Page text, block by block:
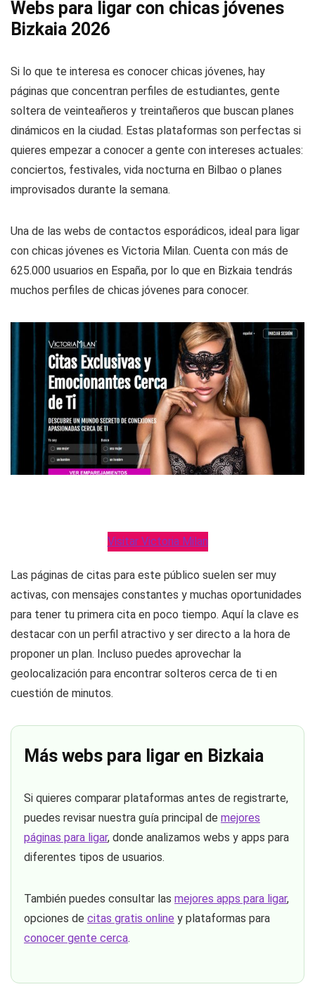
Webs para ligar con chicas jóvenes
Bizkaia 2026
Si lo que te interesa es conocer chicas jóvenes, hay
páginas que concentran perfiles de estudiantes, gente
soltera de veinteañeros y treintañeros que buscan planes
dinámicos en la ciudad. Estas plataformas son perfectas si
quieres empezar a conocer a gente con intereses actuales:
conciertos, festivales, vida nocturna en Bilbao o planes
improvisados durante la semana.
Una de las webs de contactos esporádicos, ideal para ligar
con chicas jóvenes es Victoria Milan. Cuenta con más de
625.000 usuarios en España, por lo que en Bizkaia tendrás
muchos perfiles de chicas jóvenes para conocer.
Visitar Victoria Milan
Las páginas de citas para este público suelen ser muy
activas, con mensajes constantes y muchas oportunidades
para tener tu primera cita en poco tiempo. Aquí la clave es
destacar con un perfil atractivo y ser directo a la hora de
proponer un plan. Incluso puedes aprovechar la
geolocalización para encontrar solteros cerca de ti en
cuestión de minutos.
Más webs para ligar en Bizkaia
Si quieres comparar plataformas antes de registrarte,
puedes revisar nuestra guía principal de mejores
páginas para ligar, donde analizamos webs y apps para
diferentes tipos de usuarios.
También puedes consultar las mejores apps para ligar,
opciones de citas gratis online y plataformas para
conocer gente cerca.